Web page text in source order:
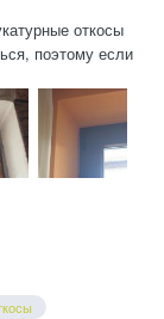
откосы
поэтому если
назад (да-да, так